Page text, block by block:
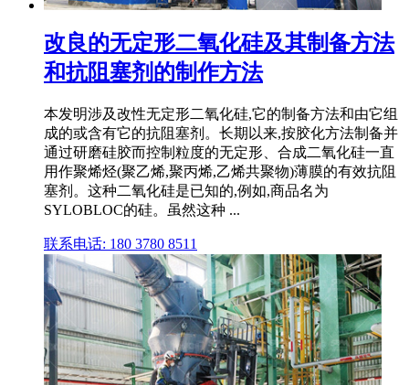
改良的无定形二氧化硅及其制备方法
和抗阻塞剂的制作方法
本发明涉及改性无定形二氧化硅,它的制备方法和由它组
成的或含有它的抗阻塞剂。长期以来,按胶化方法制备并
通过研磨硅胶而控制粒度的无定形、合成二氧化硅一直
用作聚烯烃(聚乙烯,聚丙烯,乙烯共聚物)薄膜的有效抗阻
塞剂。这种二氧化硅是已知的,例如,商品名为
SYLOBLOC的硅。虽然这种 ...
联系电话: 180 3780 8511